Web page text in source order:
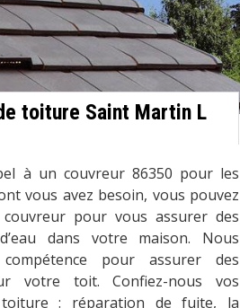
toiture Saint Martin L
à un couvreur 86350 pour les
vous avez besoin, vous pouvez
pour vous assurer des
dans votre maison. Nous
pour assurer des
votre toit. Confiez-nous vos
: réparation de fuite, la